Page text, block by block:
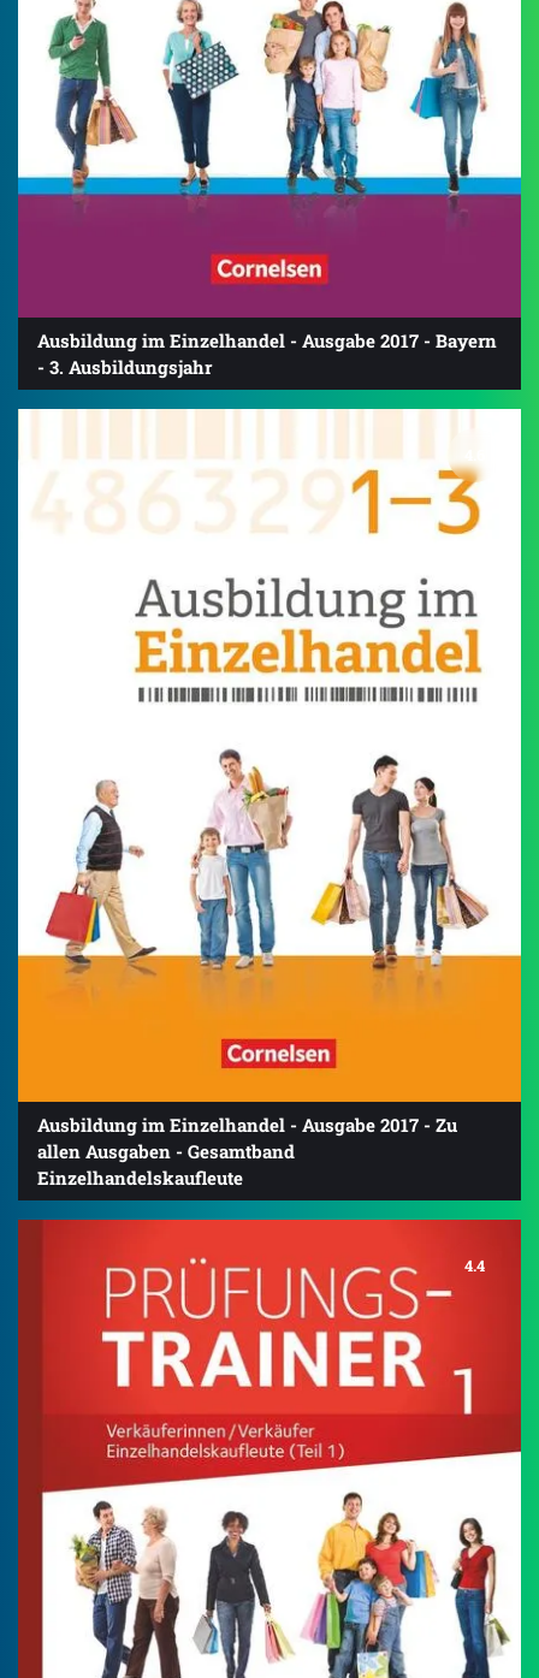
Ausbildung im Einzelhandel - Ausgabe 2017 - Bayern
- 3. Ausbildungsjahr
Ausbildung im Einzelhandel - Ausgabe 2017 - Zu
allen Ausgaben - Gesamtband
Einzelhandelskaufleute
4.4